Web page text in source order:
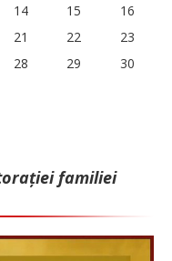
14 15
16
21 22
23
28 29
30
familiei